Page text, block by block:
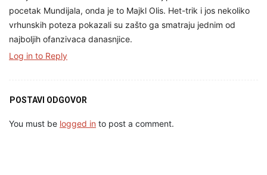
pocetak Mundijala, onda je to Majkl Olis. Het-trik i jos nekoliko
vrhunskih poteza pokazali su zašto ga smatraju jednim od
najboljih ofanzivaca danasnjice.
Log in to Reply
POSTAVI ODGOVOR
You must be logged in to post a comment.